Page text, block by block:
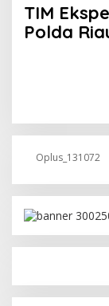
ke
Politik
TIM
Polda
Merah
Nyata
Oplus_131072